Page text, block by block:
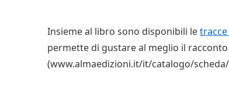
Insieme al libro sono disponibili le
permette di gustare al meglio il
(www.almaedizioni.it/it/catalogo/